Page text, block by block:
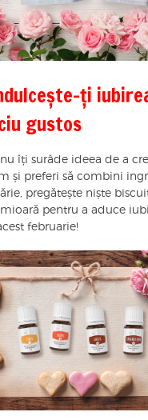
ți
gustos
îți surâde ideea de a
și preferi să combini
pregătește niște
pentru a aduce
februarie!